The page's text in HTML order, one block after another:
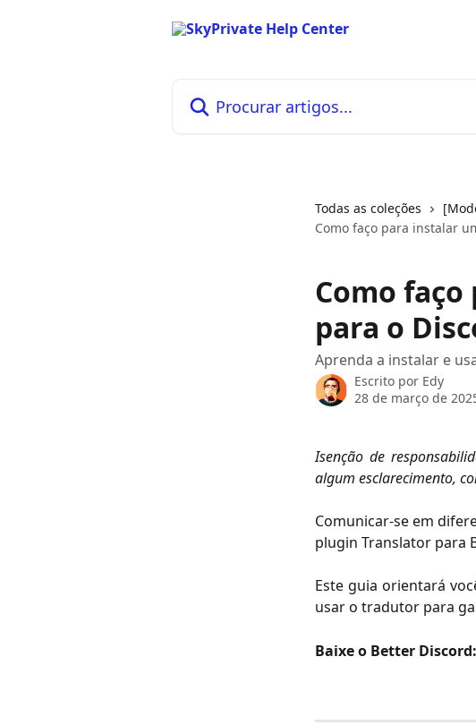
Todas as coleções
Como faço para instalar
Como
para o
Aprenda a instalar e
Escrito por Edy
28 de março de
Isenção de
algum esclarecimento,
Comunicar-se em
plugin Translator para
Este guia orientará
usar o tradutor para
Baixe o Better Discord: